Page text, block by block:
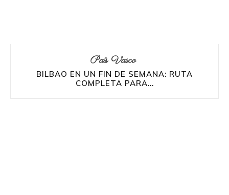
País Vasco
BILBAO EN UN FIN DE SEMANA: RUTA
COMPLETA PARA...